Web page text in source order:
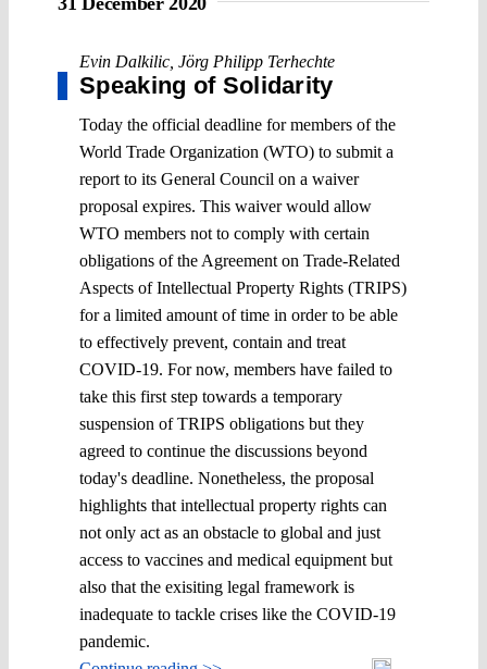
Evin Dalkilic Jörg Philipp Terhechte
Speaking of Solidarity
Today the official deadline for members of the
World Trade Organization (WTO) to submit a
report to its General Council on a waiver
proposal expires. This waiver would allow
WTO members not to comply with certain
obligations of the Agreement on Trade-Related
Aspects of Intellectual Property Rights (TRIPS)
for a limited amount of time in order to be able
to effectively prevent, contain and treat
COVID-19. For now, members have failed to
take this first step towards a temporary
suspension of TRIPS obligations but they
agreed to continue the discussions beyond
today's deadline. Nonetheless, the proposal
highlights that intellectual property rights can
not only act as an obstacle to global and just
access to vaccines and medical equipment but
also that the exisiting legal framework is
inadequate to tackle crises like the COVID-19
pandemic.